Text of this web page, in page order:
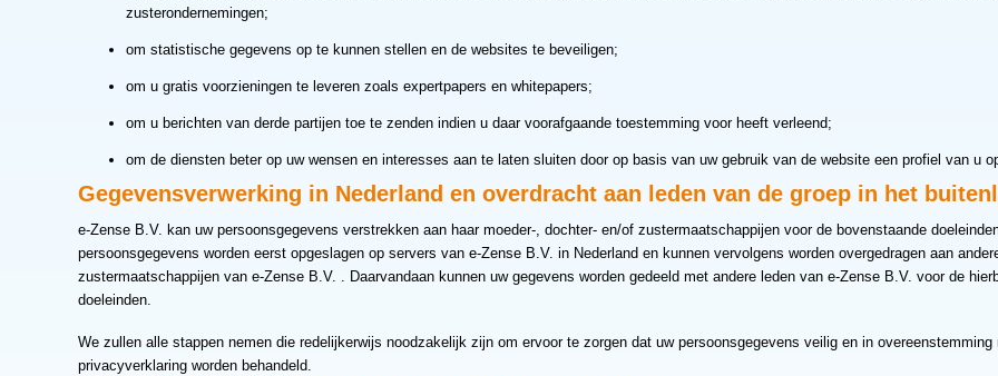
zusterondernemingen;
om statistische gegevens op te kunnen stellen en de websites te beveiligen;
om u gratis voorzieningen te leveren zoals expertpapers en whitepapers;
om u berichten van derde partijen toe te zenden indien u daar voorafgaande toestemming voor heeft verleend;
om de diensten beter op uw wensen en interesses aan te laten sluiten door op basis van uw gebruik van de website een profiel van u
Gegevensverwerking in Nederland en overdracht aan leden van de groep in het
e-Zense B.V. kan uw persoonsgegevens verstrekken aan haar moeder-, dochter- en/of zustermaatschappijen voor de bovenstaande
persoonsgegevens worden eerst opgeslagen op servers van e-Zense B.V. in Nederland en kunnen vervolgens worden overgedragen aan
zustermaatschappijen van e-Zense B.V. . Daarvandaan kunnen uw gegevens worden gedeeld met andere leden van e-Zense B.V. voor de
doeleinden.
We zullen alle stappen nemen die redelijkerwijs noodzakelijk zijn om ervoor te zorgen dat uw persoonsgegevens veilig en in overeenstemming
privacyverklaring worden behandeld.